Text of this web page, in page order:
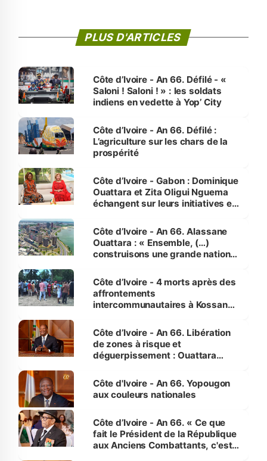
PLUS D'ARTICLES
Côte d’Ivoire - An 66. Défilé - «
Saloni ! Saloni ! » : les soldats
indiens en vedette à Yop’ City
Côte d’Ivoire - An 66. Défilé :
L’agriculture sur les chars de la
prospérité
Côte d’Ivoire - Gabon : Dominique
Ouattara et Zita Oligui Nguema
échangent sur leurs initiatives en
enfants
Côte d’Ivoire - An 66. Alassane
Ouattara : « Ensemble, (…)
construisons une grande nation
générations futures »
Côte d’Ivoire - 4 morts après des
affrontements
intercommunautaires à Kossandji
milieu des sinistrés
Côte d’Ivoire - An 66. Libération
de zones à risque et
déguerpissement : Ouattara
l'Etat de droit pour préserver les
vies humaines »
Côte d'Ivoire - An 66. Yopougon
aux couleurs nationales
Côte d’Ivoire - An 66. « Ce que
fait le Président de la République
aux Anciens Combattants, c'est